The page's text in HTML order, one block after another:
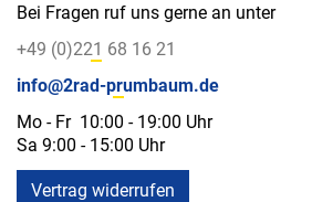
Bei Fragen ruf uns gerne an unter
+49 (0)221 68 16 21
info@2rad-prumbaum.de
Mo - Fr 10:00 - 19:00 Uhr
Sa 9:00 - 15:00 Uhr
Vertrag widerrufen